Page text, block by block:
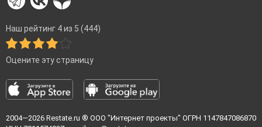
Наш рейтинг 4 из 5 (444)
Оцените эту страницу
2004—2026 Restate.ru ® ООО "Интернет проекты" ОГРН 1147847086870